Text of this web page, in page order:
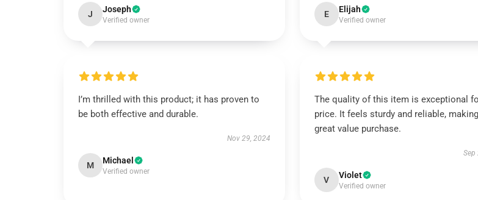
J Joseph
Verified owner
E Elijah
Verified owner
I’m thrilled with this product; it has proven to
be both effective and durable.
Nov 29, 2024
M Michael
Verified owner
The quality of this item is exceptional
price. It feels sturdy and reliable,
great value purchase.
Sep
V Violet
Verified owner